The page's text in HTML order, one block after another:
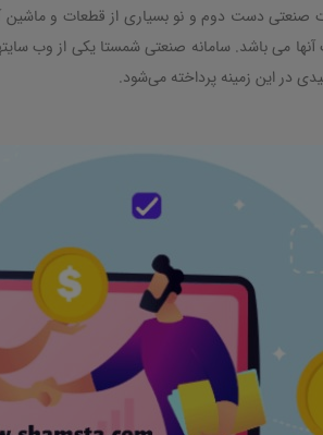
دست دوم و نو بسیاری از قطعات و ماشین
می باشد. سامانه صنعتی شمستا یکی از وب
در این زمینه پرداخته می‌شود.